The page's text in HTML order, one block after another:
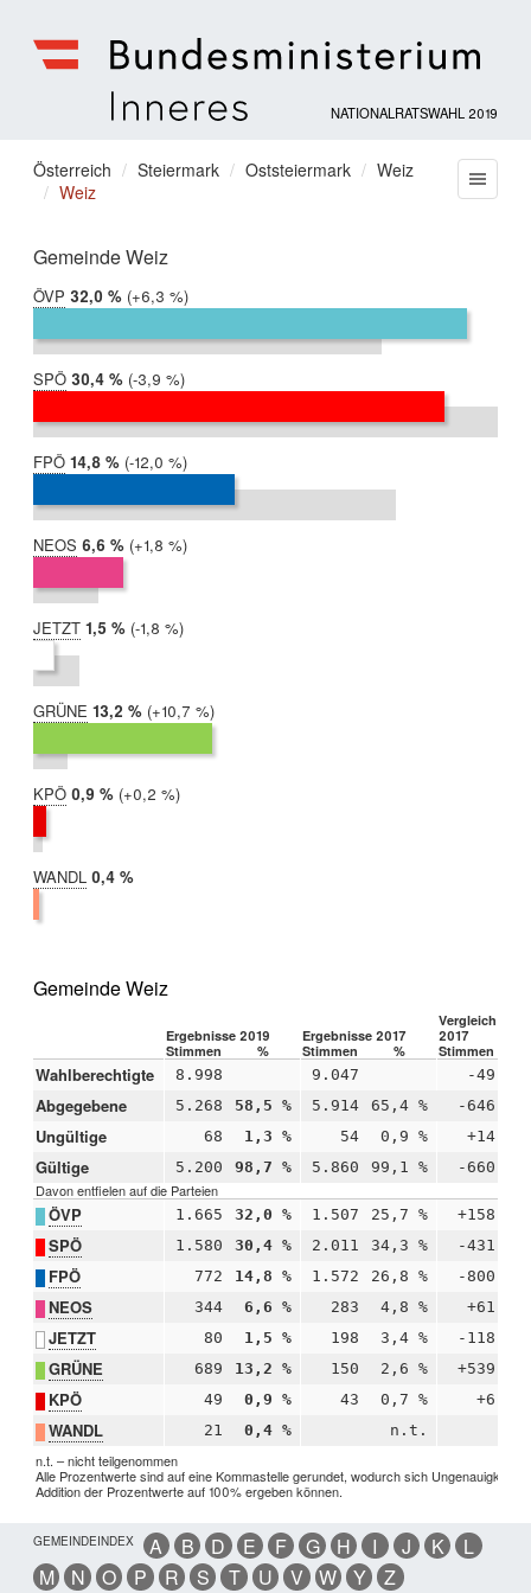
für
Inneres
NATIONALRATSWAHL 2019
Sie
befinden
hier:
Österreich Steiermark Oststeiermark
Weiz
Weiz
Gemeinde Weiz
ÖVP 2019:
32,0 %
2017:
25,7 %
Differenz:
+6,3 %
SPÖ 2019:
30,4 %
2017:
34,3 %
Differenz:
-3,9 %
FPÖ 2019:
14,8 %
2017:
26,8 %
Differenz:
-12,0 %
NEOS 2019:
6,6 %
2017:
4,8 %
Differenz:
+1,8 %
JETZT 2019:
1,5 %
2017:
3,4 %
Differenz:
-1,8 %
GRÜNE 2019:
13,2 %
2017:
2,6 %
Differenz:
+10,7 %
KPÖ 2019:
0,9 %
2017:
0,7 %
Differenz:
+0,2 %
WANDL 2019:
0,4 %
Gemeinde Weiz
Ergebnisse 2019 Ergebnisse 2017
Vergleich
2017
Stimmen
% Stimmen % Stimmen
Wahlberechtigte 8.998 9.047 -49
Abgegebene 5.268 58,5 % 5.914 65,4 % -646
Ungültige 68 1,3 % 54 0,9 % +14
Gültige 5.200 98,7 % 5.860 99,1 % -660
Davon entfielen auf die Parteien
ÖVP 1.665 32,0 % 1.507 25,7 % +158
SPÖ 1.580 30,4 % 2.011 34,3 % -431
FPÖ 772 14,8 % 1.572 26,8 % -800
NEOS 344 6,6 % 283 4,8 % +61
JETZT 80 1,5 % 198 3,4 % -118
GRÜNE 689 13,2 % 150 2,6 % +539
KPÖ 49 0,9 % 43 0,7 % +6
WANDL 21 0,4 % n.t.
n.t. – nicht teilgenommen
Alle Prozentwerte sind auf eine Kommastelle gerundet, wodurch sich
Addition der Prozentwerte auf 100% ergeben können.
GEMEINDEINDEX A B D E F G H I J K
L
M
N O P R S T U V W Y Z